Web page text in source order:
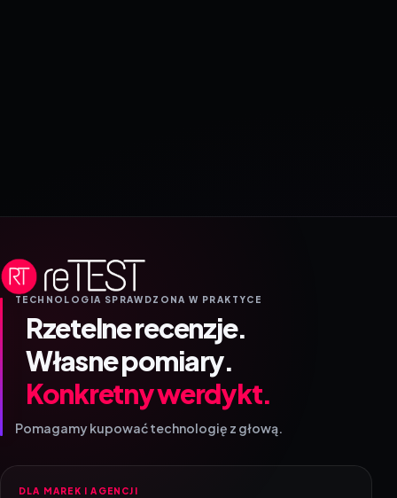
TECHNOLOGIA SPRAWDZONA W PRAKTYCE
Rzetelne recenzje.
Własne pomiary.
Konkretny werdykt.
Pomagamy kupować technologię z głową.
DLA MAREK I AGENCJI